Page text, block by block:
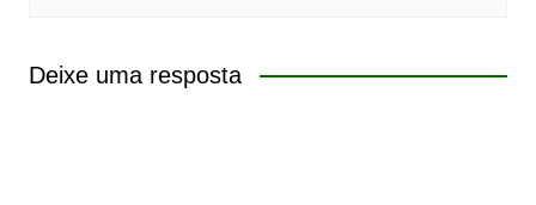
Deixe uma resposta